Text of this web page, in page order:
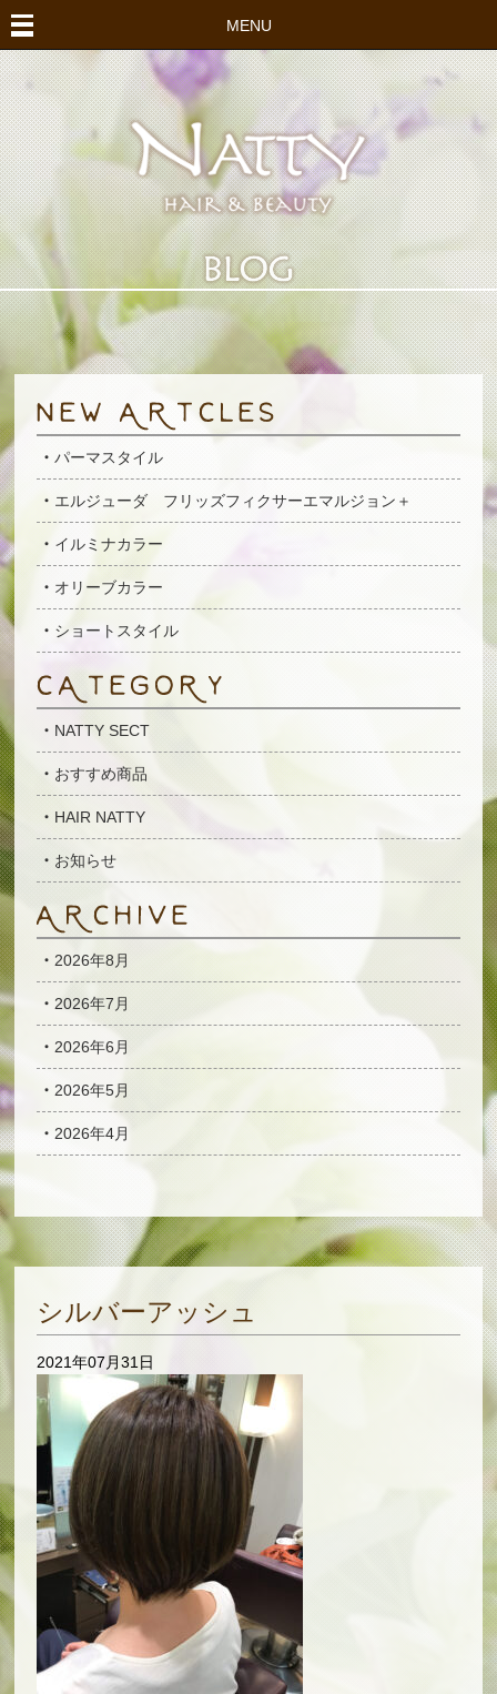
MENU
パーマスタイル
エルジューダ フリッズフィクサーエマルジョン＋
イルミナカラー
オリーブカラー
ショートスタイル
NATTY SECT
おすすめ商品
HAIR NATTY
お知らせ
2026年8月
2026年7月
2026年6月
2026年5月
2026年4月
シルバーアッシュ
2021年07月31日